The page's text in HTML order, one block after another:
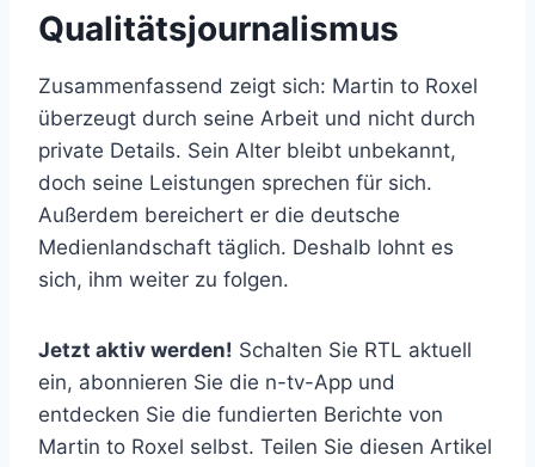
Qualitätsjournalismus
Zusammenfassend zeigt sich: Martin to Roxel
überzeugt durch seine Arbeit und nicht durch
private Details. Sein Alter bleibt unbekannt,
doch seine Leistungen sprechen für sich.
Außerdem bereichert er die deutsche
Medienlandschaft täglich. Deshalb lohnt es
sich, ihm weiter zu folgen.
Jetzt aktiv werden! Schalten Sie RTL aktuell
ein, abonnieren Sie die n-tv-App und
entdecken Sie die fundierten Berichte von
Martin to Roxel selbst. Teilen Sie diesen Artikel